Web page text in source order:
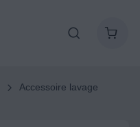
Accessoire lavage